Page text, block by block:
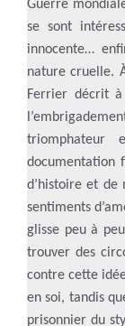
Guerre
se sont
innocente…
nature cruelle.
Ferrier décrit
documentation
d’histoire et de
sentiments
glisse peu à
trouver des
contre cette
en soi, tandis
prisonnier du